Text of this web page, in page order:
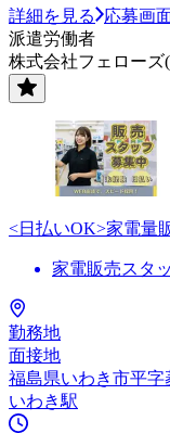
詳細を見る
応募画
派遣労働者
株式会社フェローズ
<日払いOK>家電量
家電販売スタ
勤務地
面接地
福島県いわき市平字
いわき駅